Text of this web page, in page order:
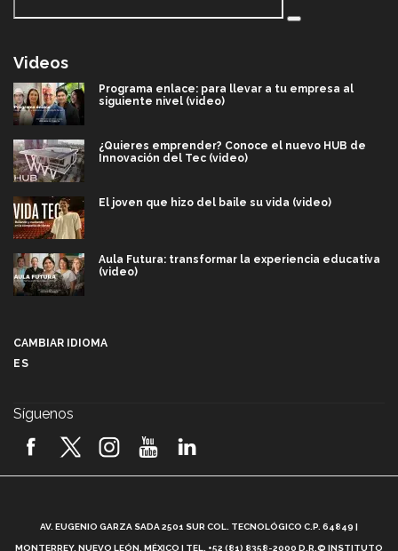
Videos
Programa enlace: para llevar a tu empresa al
siguiente nivel (video)
¿Quieres emprender? Conoce el nuevo HUB de
Innovación del Tec (video)
El joven que hizo del baile su vida (video)
Aula Futura: transformar la experiencia educativa
(video)
2026! (video)
¿Cómo es el Modelo Educativo Tec? (video)
CAMBIAR IDIOMA
ES
Síguenos
AV. EUGENIO GARZA SADA 2501 SUR COL. TECNOLÓGICO C.P. 64849 |
MONTERREY, NUEVO LEÓN, MÉXICO | TEL. +52 (81) 8358-2000 D.R.© INSTITUTO